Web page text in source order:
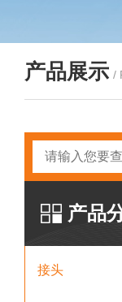
产品展示 /
产品
接头